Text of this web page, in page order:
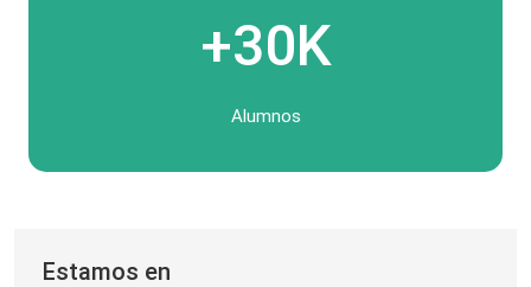
+30K
Alumnos
Estamos en